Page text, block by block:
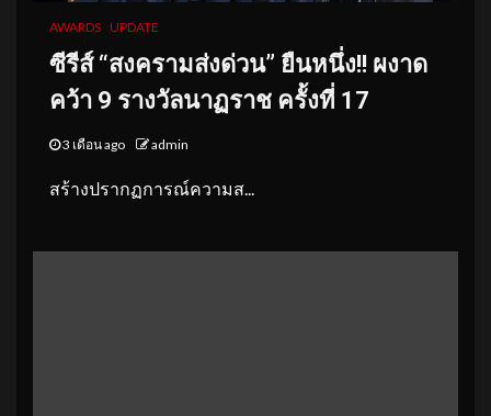
AWARDS UPDATE
ซีรีส์ “สงครามส่งด่วน” ยืนหนึ่ง!! ผงาด
คว้า 9 รางวัลนาฏราช ครั้งที่ 17
3 เดือน ago admin
สร้างปรากฏการณ์ความส...